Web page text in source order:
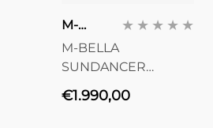
Anbieter:
M-
Bella
M-BELLA
SUNDANCER
LICHTGRAU 1000
Normaler
€1.990,00